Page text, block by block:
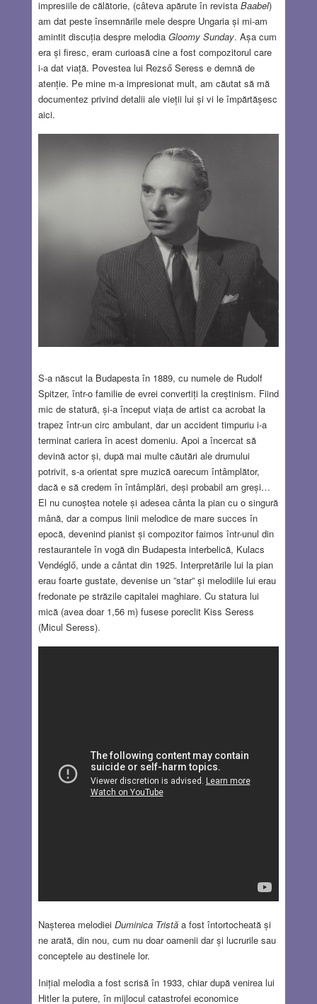
impresiile de călătorie, (câteva apărute în revista Baabel)
am dat peste însemnările mele despre Ungaria și mi-am
amintit discuția despre melodia Gloomy Sunday. Așa cum
era și firesc, eram curioasă cine a fost compozitorul care
i-a dat viață. Povestea lui Rezső Seress e demnă de
atenție. Pe mine m-a impresionat mult, am căutat să mă
documentez privind detalii ale vieții lui și vi le împărtășesc
aici.
S-a născut la Budapesta în 1889, cu numele de Rudolf
Spitzer, într-o familie de evrei convertiți la creștinism. Fiind
mic de statură, și-a început viața de artist ca acrobat la
trapez într-un circ ambulant, dar un accident timpuriu i-a
terminat cariera în acest domeniu. Apoi a încercat să
devină actor și, după mai multe căutări ale drumului
potrivit, s-a orientat spre muzică oarecum întâmplător,
dacă e să credem în întâmplări, deși probabil am greși…
El nu cunoștea notele și adesea cânta la pian cu o singură
mână, dar a compus linii melodice de mare succes în
epocă, devenind pianist și compozitor faimos într-unul din
restaurantele în vogă din Budapesta interbelică, Kulacs
Vendéglő, unde a cântat din 1925. Interpretările lui la pian
erau foarte gustate, devenise un ”star” și melodiile lui erau
fredonate pe străzile capitalei maghiare. Cu statura lui
mică (avea doar 1,56 m) fusese poreclit Kiss Seress
(Micul Seress).
Nașterea melodiei Duminica Tristăa fost întortocheată și
ne arată, din nou, cum nu doar oamenii dar și lucrurile sau
conceptele au destinele lor.
Inițial melodia a fost scrisă în 1933, chiar după venirea lui
Hitler la putere, în mijlocul catastrofei economice